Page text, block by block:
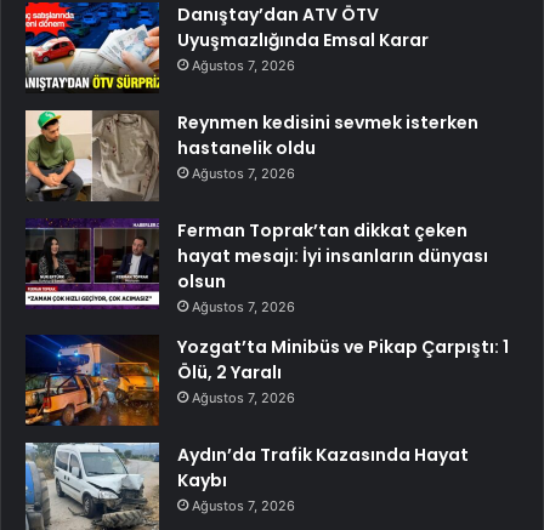
Danıştay’dan ATV ÖTV
Uyuşmazlığında Emsal Karar
Ağustos 7, 2026
Reynmen kedisini sevmek isterken
hastanelik oldu
Ağustos 7, 2026
Ferman Toprak’tan dikkat çeken
hayat mesajı: İyi insanların dünyası
olsun
Ağustos 7, 2026
Yozgat’ta Minibüs ve Pikap Çarpıştı: 1
Ölü, 2 Yaralı
Ağustos 7, 2026
Aydın’da Trafik Kazasında Hayat
Kaybı
Ağustos 7, 2026